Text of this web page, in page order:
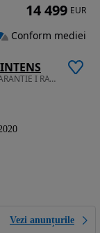
1997 cm3 • 200 CP • EDC Intens I 2.0 dCi I RAR I GARANTIE I RATE I Revizie I Nr Rosii
Vezi anunțurile
14 499 EUR
Conform mediei